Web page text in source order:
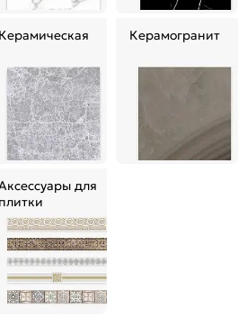
Керамическая Керамогранит
для
плитки